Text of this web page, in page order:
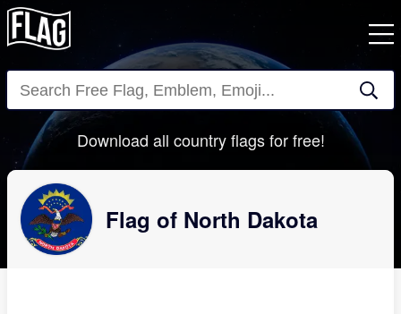
Close
Download all country flags for free!
Flag of North Dakota